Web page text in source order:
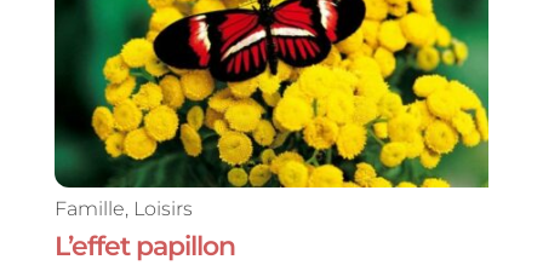
Famille, Loisirs
L’effet papillon